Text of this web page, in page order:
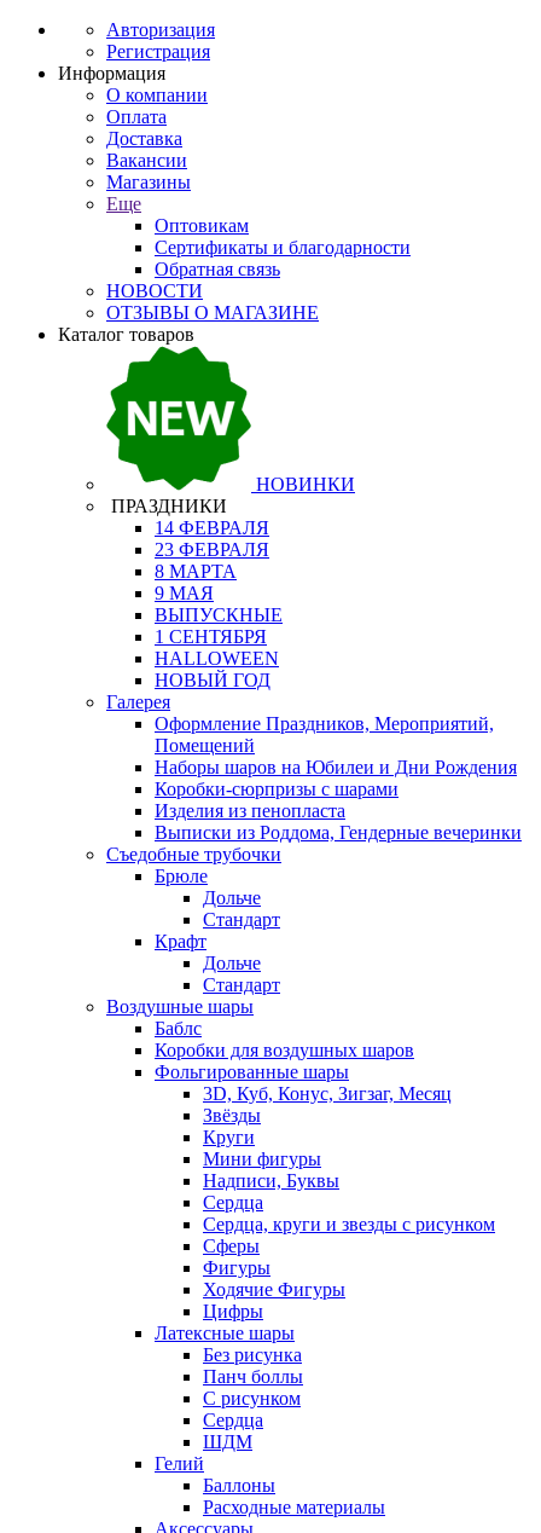
Авторизация
Регистрация
Информация
О компании
Оплата
Доставка
Вакансии
Магазины
Еще
Оптовикам
Сертификаты и благодарности
Обратная связь
НОВОСТИ
ОТЗЫВЫ О МАГАЗИНЕ
Каталог товаров
НОВИНКИ
ПРАЗДНИКИ
14 ФЕВРАЛЯ
23 ФЕВРАЛЯ
8 МАРТА
9 МАЯ
ВЫПУСКНЫЕ
1 СЕНТЯБРЯ
HALLOWEEN
НОВЫЙ ГОД
Галерея
Оформление Праздников, Мероприятий,
Помещений
Наборы шаров на Юбилеи и Дни Рождения
Коробки-сюрпризы с шарами
Изделия из пенопласта
Выписки из Роддома, Гендерные вечеринки
Съедобные трубочки
Брюле
Дольче
Стандарт
Крафт
Дольче
Стандарт
Воздушные шары
Баблс
Коробки для воздушных шаров
Фольгированные шары
3D, Куб, Конус, Зигзаг, Месяц
Звёзды
Круги
Мини фигуры
Надписи, Буквы
Сердца
Сердца, круги и звезды с рисунком
Сферы
Фигуры
Ходячие Фигуры
Цифры
Латексные шары
Без рисунка
Панч боллы
С рисунком
Сердца
ШДМ
Гелий
Баллоны
Расходные материалы
Аксессуары